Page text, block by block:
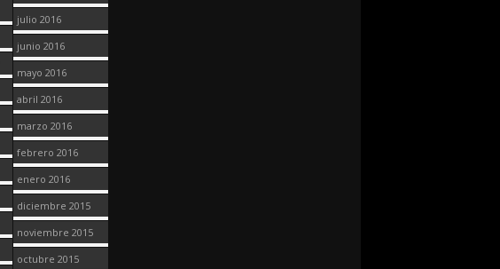
julio 2016
junio 2016
mayo 2016
abril 2016
marzo 2016
febrero 2016
enero 2016
diciembre 2015
noviembre 2015
octubre 2015